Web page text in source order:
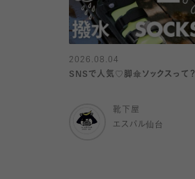
2026.08.04
SNSで人気♡脚傘ソックスって？
靴下屋
エスパル仙台